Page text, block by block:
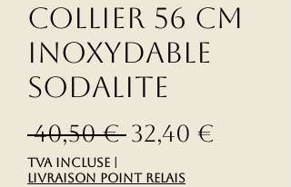
Collier 56 cm
inoxydable
sodalite
40,50 € Prix original
32,40 €
TVA Incluse
livraison point relais